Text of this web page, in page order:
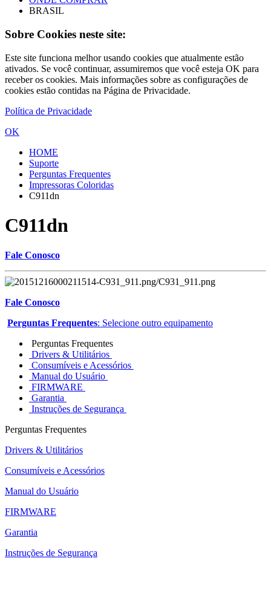
BRASIL
Sobre Cookies neste site:
Este site funciona melhor usando cookies que atualmente estão
ativados. Se você continuar, assumiremos que você esteja OK para
receber os cookies. Mais informações sobre as configurações de
cookies estão contidas na Página de Privacidade.
Política de Privacidade
OK
HOME
Suporte
Perguntas Frequentes
Impressoras Coloridas
C911dn
C911dn
Fale Conosco
Fale Conosco
Perguntas Frequentes: Selecione outro equipamento
Perguntas Frequentes
Drivers & Utilitários
Consumíveis e Acessórios
Manual do Usuário
FIRMWARE
Garantia
Instruções de Segurança
Perguntas Frequentes
Drivers & Utilitários
Consumíveis e Acessórios
Manual do Usuário
FIRMWARE
Garantia
Instruções de Segurança